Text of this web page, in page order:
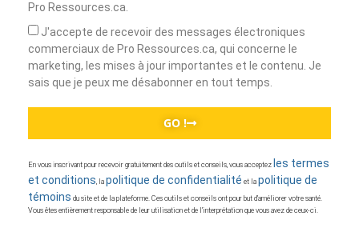
Pro Ressources.ca.
J'accepte de recevoir des messages électroniques
commerciaux de Pro Ressources.ca, qui concerne le
marketing, les mises à jour importantes et le contenu. Je
sais que je peux me désabonner en tout temps.
GO !
En vous inscrivant pour recevoir gratuitement des outils et conseils, vous acceptez les termes
et conditions , la politique de confidentialité et la politique de
témoins du site et de la plateforme. Ces outils et conseils ont pour but d’améliorer votre santé.
Vous êtes entièrement responsable de leur utilisation et de l’interprétation que vous avez de ceux-ci.